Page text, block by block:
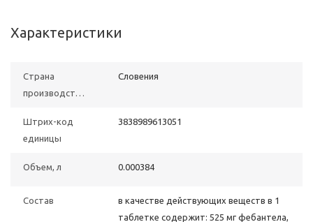
Характеристики
Страна
производства
Словения
Штрих-код
единицы
3838989613051
Объем, л 0.000384
Состав
в качестве действующих веществ в 1
таблетке содержит: 525 мг фебантела,